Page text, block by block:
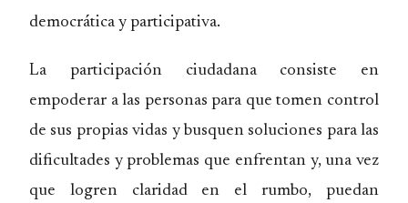
democrática y participativa.
La participación ciudadana consiste en
empoderar a las personas para que tomen control
de sus propias vidas y busquen soluciones para las
dificultades y problemas que enfrentan y, una vez
que logren claridad en el rumbo, puedan